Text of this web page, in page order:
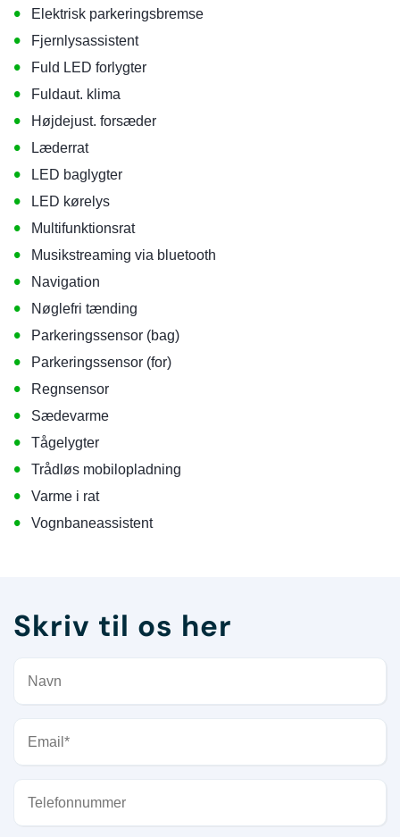
• Elektrisk parkeringsbremse
• Fjernlysassistent
• Fuld LED forlygter
• Fuldaut. klima
• Højdejust. forsæder
• Læderrat
• LED baglygter
• LED kørelys
• Multifunktionsrat
• Musikstreaming via bluetooth
• Navigation
• Nøglefri tænding
• Parkeringssensor (bag)
• Parkeringssensor (for)
• Regnsensor
• Sædevarme
• Tågelygter
• Trådløs mobilopladning
• Varme i rat
• Vognbaneassistent
Skriv til os her